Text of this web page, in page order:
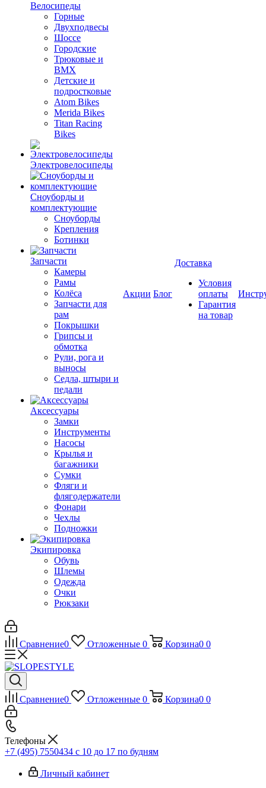
Велосипеды
Горные
Двухподвесы
Шоссе
Городские
Трюковые и
BMX
Детские и
подростковые
Atom Bikes
Merida Bikes
Titan Racing
Bikes
Электровелосипеды
Cноуборды и
комплектующие
Сноуборды
Крепления
Ботинки
Запчасти
Камеры
Рамы
Колёса
Запчасти для
рам
Покрышки
Грипсы и
обмотка
Рули, рога и
выносы
Седла, штыри и
педали
Аксессуары
Замки
Инструменты
Насосы
Крылья и
багажники
Сумки
Фляги и
флягодержатели
Фонари
Чехлы
Подножки
Экипировка
Обувь
Шлемы
Одежда
Очки
Рюкзаки
Акции Блог
Доставка
Условия
оплаты
Гарантия
на товар
Сравнение0 Отложенные 0 Корзина0 0
Сравнение0 Отложенные 0 Корзина0 0
Телефоны
+7 (495) 7550434 с 10 до 17 по будням
Личный кабинет